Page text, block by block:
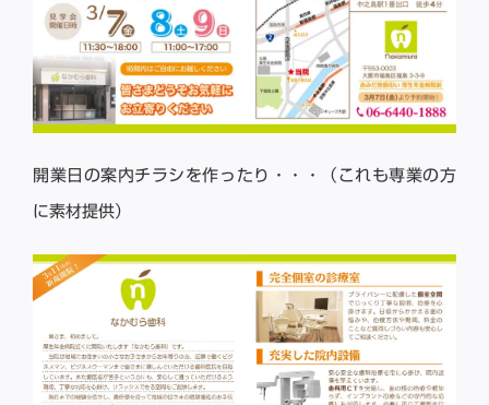
開業日の案内チラシを作ったり・・・（これも専業の方
に素材提供）